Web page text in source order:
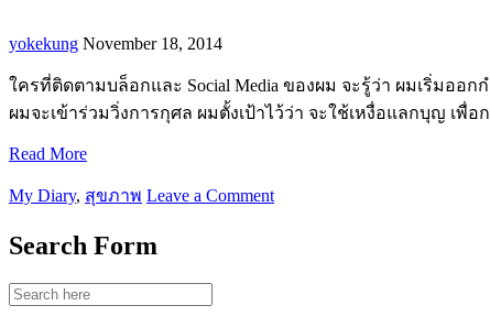
yokekung November 18, 2014
ใครที่ติดตามบล็อกและ Social Media ของผม จะรู้ว่า ผมเริ่มออ
ผมจะเข้าร่วมวิ่งการกุศล ผมตั้งเป้าไว้ว่า จะใช้เหงื่อแลกบุญ เพื่
Read More
My Diary, สุขภาพ Leave a Comment
Search Form